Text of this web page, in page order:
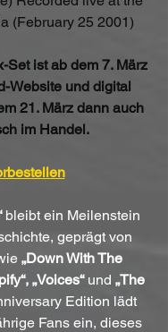
(February 25 2001)
Set ist ab dem 7. März
Website und digital
21. März dann auch
im Handel.
bleibt ein Meilenstein
geprägt von
„Down With The
„Voices“ und „The
Edition lädt
Fans ein, dieses